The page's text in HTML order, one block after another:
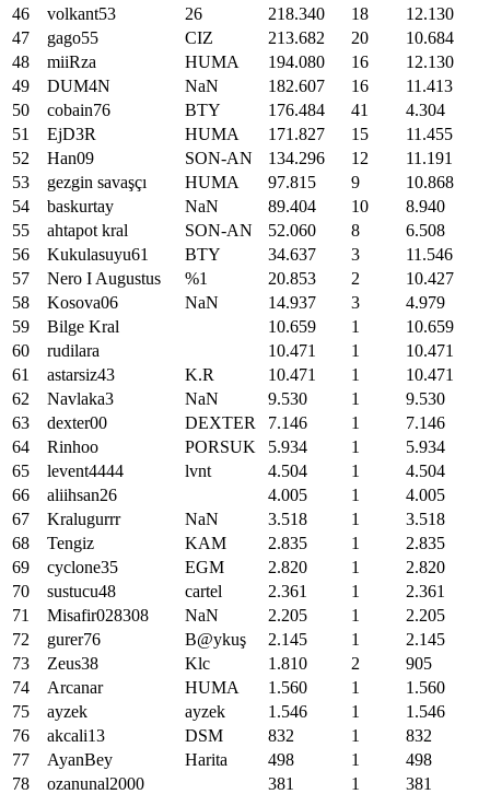
46
volkant53 26 218.340 18 12.130
47
gago55 CIZ 213.682 20 10.684
48
miiRza HUMA 194.080 16 12.130
49
DUM4N NaN 182.607 16 11 .413
50
cobain76 BTY 176.484 41 4.304
51
EjD3R HUMA 171 .827 15 11 .455
52
Han09 SON-AN 134.296 12 11 .191
53
gezgin savaşçı HUMA 97.815 9 10.868
54
baskurtay NaN 89.404 10 8.940
55
ahtapot kral SON-AN 52.060 8 6.508
56
Kukulasuyu61 BTY 34.637 3 11 .546
57
Nero I Augustus %1 20.853 2 10.427
58
Kosova06 NaN 14.937 3 4.979
59
Bilge Kral 10.659 1 10.659
60
rudilara 10.471 1 10.471
61
astarsiz43 K.R 10.471 1 10.471
62
Navlaka3 NaN 9.530 1 9.530
63
dexter00 DEXTER 7.146 1 7.146
64
Rinhoo PORSUK 5.934 1 5.934
65
levent4444 lvnt 4.504 1 4.504
66
aliihsan26 4.005 1 4.005
67
Kralugurrr NaN 3.518 1 3.518
68
Tengiz KAM 2.835 1 2.835
69
cyclone35 EGM 2.820 1 2.820
70
sustucu48 cartel 2.361 1 2.361
71
Misafir028308 NaN 2.205 1 2.205
72
gurer76 B@ykuş 2.145 1 2.145
73
Zeus38 Klc 1 .810 2
905
74
Arcanar HUMA 1 .560 1 1 .560
75
ayzek ayzek 1 .546 1 1 .546
76
akcali13 DSM 832 1
832
77
AyanBey Harita 498 1
498
78
ozanunal2000 381 1
381